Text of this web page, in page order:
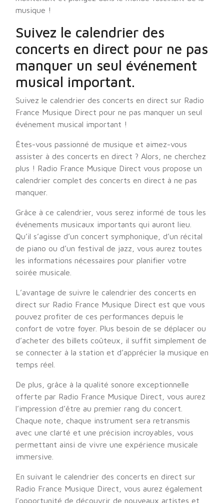
musique !
Suivez le calendrier des
concerts en direct pour ne pas
manquer un seul événement
musical important.
Suivez le calendrier des concerts en direct sur Radio
France Musique Direct pour ne pas manquer un seul
événement musical important !
Êtes-vous passionné de musique et aimez-vous
assister à des concerts en direct ? Alors, ne cherchez
plus ! Radio France Musique Direct vous propose un
calendrier complet des concerts en direct à ne pas
manquer.
Grâce à ce calendrier, vous serez informé de tous les
événements musicaux importants qui auront lieu.
Qu’il s’agisse d’un concert symphonique, d’un récital
de piano ou d’un festival de jazz, vous aurez toutes
les informations nécessaires pour planifier votre
soirée musicale.
L’avantage de suivre le calendrier des concerts en
direct sur Radio France Musique Direct est que vous
pouvez profiter de ces performances depuis le
confort de votre foyer. Plus besoin de se déplacer ou
d’acheter des billets coûteux, il suffit simplement de
se connecter à la station et d’apprécier la musique en
temps réel.
De plus, grâce à la qualité sonore exceptionnelle
offerte par Radio France Musique Direct, vous aurez
l’impression d’être au premier rang du concert.
Chaque note, chaque instrument sera retransmis
avec une clarté et une précision incroyables, vous
permettant ainsi de vivre une expérience musicale
immersive.
En suivant le calendrier des concerts en direct sur
Radio France Musique Direct, vous aurez également
l’opportunité de découvrir de nouveaux artistes et